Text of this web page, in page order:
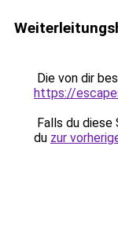
Die von dir
https://
Falls du
du zur